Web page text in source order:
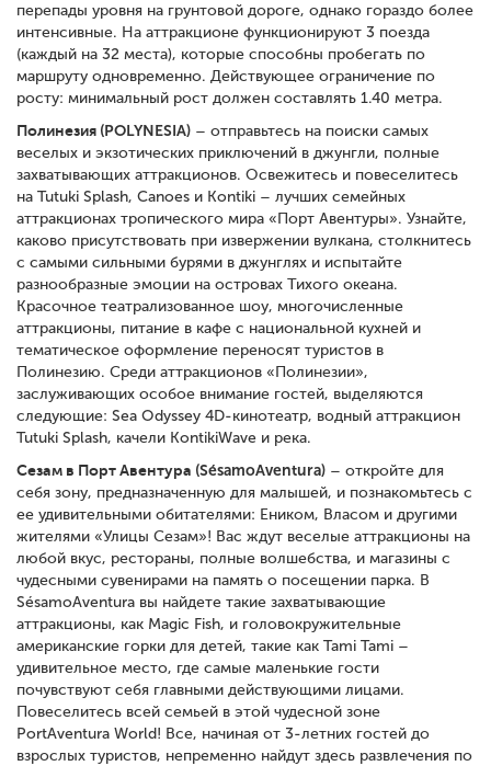
перепады уровня на грунтовой дороге, однако гораздо более
интенсивные. На аттракционе функционируют 3 поезда
(каждый на 32 места), которые способны пробегать по
маршруту одновременно. Действующее ограничение по
росту: минимальный рост должен составлять 1.40 метра.
Полинезия (POLYNESIA) – отправьтесь на поиски самых
веселых и экзотических приключений в джунгли, полные
захватывающих аттракционов. Освежитесь и повеселитесь
на Tutuki Splash, Canoes и Kontiki – лучших семейных
аттракционах тропического мира «Порт Авентуры». Узнайте,
каково присутствовать при извержении вулкана, столкнитесь
с самыми сильными бурями в джунглях и испытайте
разнообразные эмоции на островах Тихого океана.
Красочное театрализованное шоу, многочисленные
аттракционы, питание в кафе с национальной кухней и
тематическое оформление переносят туристов в
Полинезию. Среди аттракционов «Полинезии»,
заслуживающих особое внимание гостей, выделяются
следующие: Sea Odyssey 4D-кинотеатр, водный аттракцион
Tutuki Splash, качели KontikiWave и река.
Сезам в Порт Авентура (SésamoAventura) – откройте для
себя зону, предназначенную для малышей, и познакомьтесь с
ее удивительными обитателями: Еником, Власом и другими
жителями «Улицы Сезам»! Вас ждут веселые аттракционы на
любой вкус, рестораны, полные волшебства, и магазины с
чудесными сувенирами на память о посещении парка. В
SésamoAventura вы найдете такие захватывающие
аттракционы, как Magic Fish, и головокружительные
американские горки для детей, такие как Tami Tami –
удивительное место, где самые маленькие гости
почувствуют себя главными действующими лицами.
Повеселитесь всей семьей в этой чудесной зоне
PortAventura World! Все, начиная от 3-летних гостей до
взрослых туристов, непременно найдут здесь развлечения по